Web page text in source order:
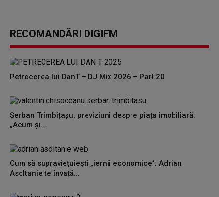
seconds
RECOMANDĂRI DIGIFM
Petrecerea lui DanT – DJ Mix 2026 – Part 20
Șerban Trîmbițașu, previziuni despre piața imobiliară:
„Acum și...
Cum să supraviețuiești „iernii economice”: Adrian
Asoltanie te învață...